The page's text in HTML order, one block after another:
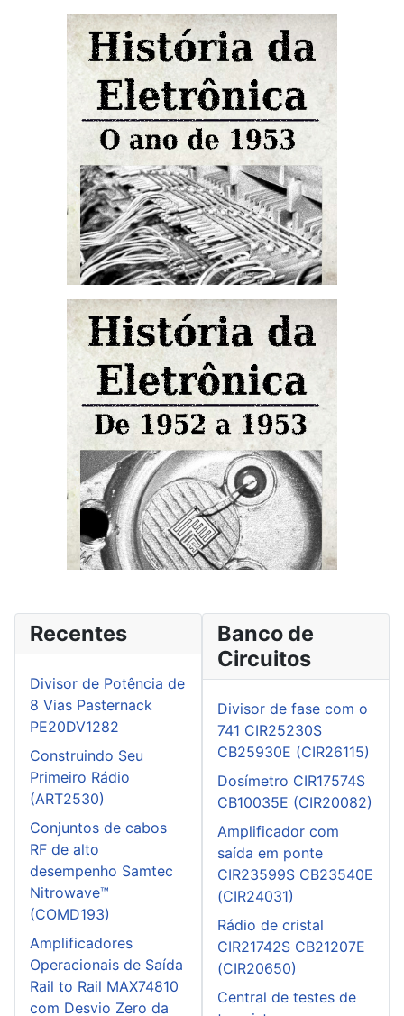
Recentes
Divisor de Potência de
8 Vias Pasternack
PE20DV1282
Construindo Seu
Primeiro Rádio
(ART2530)
Conjuntos de cabos
RF de alto
desempenho Samtec
Nitrowave™
(COMD193)
Amplificadores
Operacionais de Saída
Rail to Rail MAX74810
com Desvio Zero da
Banco de
Circuitos
Divisor de fase com o
741 CIR25230S
CB25930E (CIR26115)
Dosímetro CIR17574S
CB10035E (CIR20082)
Amplificador com
saída em ponte
CIR23599S CB23540E
(CIR24031)
Rádio de cristal
CIR21742S CB21207E
(CIR20650)
Central de testes de